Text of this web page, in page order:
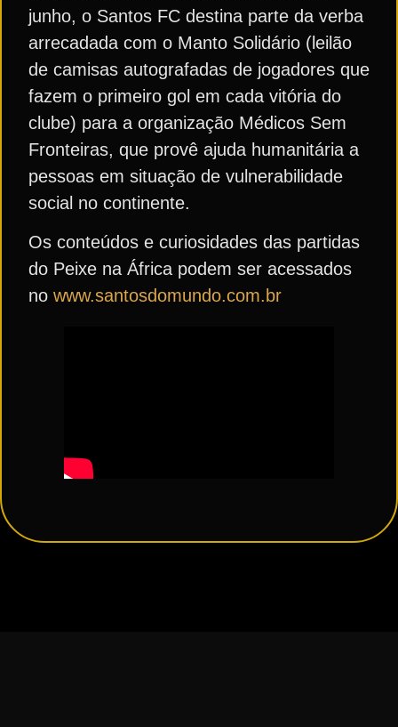
junho, o Santos FC destina parte da verba
arrecadada com o Manto Solidário (leilão
de camisas autografadas de jogadores que
fazem o primeiro gol em cada vitória do
clube) para a organização Médicos Sem
Fronteiras, que provê ajuda humanitária a
pessoas em situação de vulnerabilidade
social no continente.
Os conteúdos e curiosidades das partidas
do Peixe na África podem ser acessados
no www.santosdomundo.com.br